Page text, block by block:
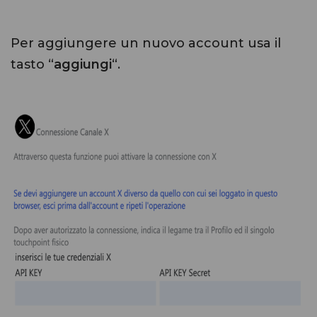
Per aggiungere un nuovo account usa il
tasto “aggiungi“.